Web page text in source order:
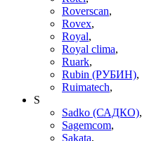
Roverscan,
Rovex,
Royal,
Royal clima,
Ruark,
Rubin (РУБИН),
Ruimatech,
S
Sadko (САДКО),
Sagemcom,
Sakata,